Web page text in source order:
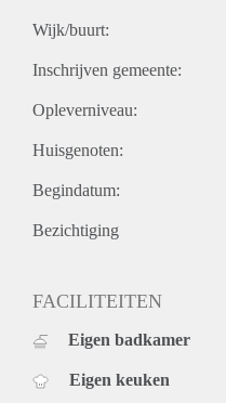
Wijk/buurt:
Inschrijven gemeente:
Opleverniveau:
Huisgenoten:
Begindatum:
Bezichtiging
FACILITEITEN
Eigen badkamer
Eigen keuken